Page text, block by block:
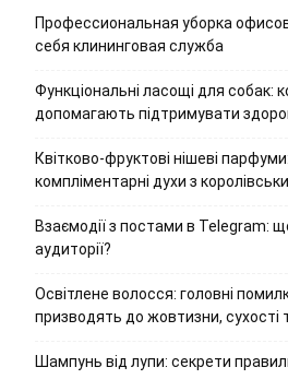
Профессиональная уборка
себя клининговая служба
Функціональні ласощі для собак:
допомагають підтримувати
Квітково-фруктові нішеві
компліментарні духи з
Взаємодії з постами в Telegram:
аудиторії?
Освітлене волосся: головні
призводять до жовтизни, сухості
Шампунь від лупи: секрети